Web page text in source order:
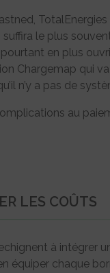
le plus
en plus
Chargemap qui
n’y a pas de
au
LES COÛTS
à intégrer
équiper chaque